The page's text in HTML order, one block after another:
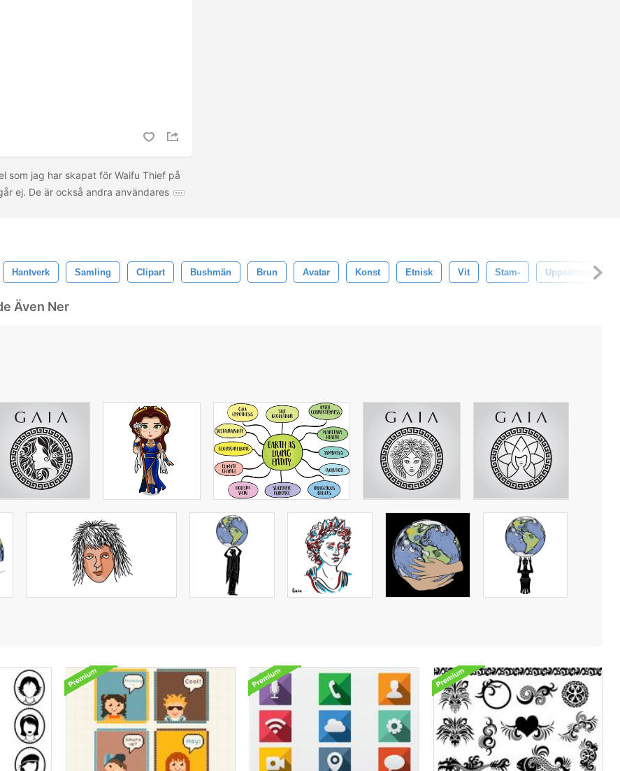
som jag har skapat för Waifu Thief på
ej. De är också andra användares
Hantverk Samling Clipart Bushmän Brun Avatar Konst Etnisk Vit Stam- Uppsättning
Även Ner